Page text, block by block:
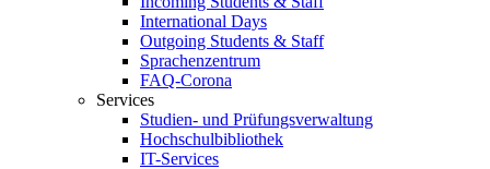
International Days
Outgoing Students & Staff
Sprachenzentrum
FAQ-Corona
Services
Studien- und Prüfungsverwaltung
Hochschulbibliothek
IT-Services